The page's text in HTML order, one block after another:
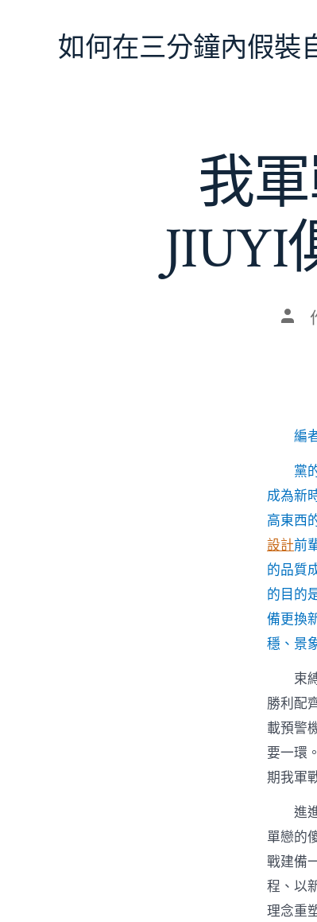
如何在三分鐘內假裝
我
文
編
黨
成為新
高東西
設計前
的品質
的目的
備更換
穩、景
束
勝利配
載預警
要一環
期我軍
進
單戀的
戰建備
程、以
理念重